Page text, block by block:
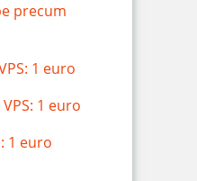
precum
1 euro
1 euro
1 euro